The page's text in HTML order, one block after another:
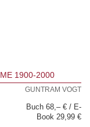
1900-2000
GUNTRAM VOGT
Buch 68,– € / E-
Book 29,99 €